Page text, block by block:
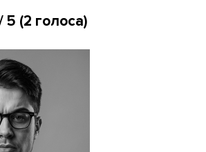
5 (2 голоса)